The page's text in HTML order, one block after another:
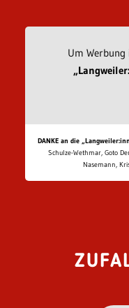
Um
DANKE an die
Schulze-Wethmar, Goto
Nasemann,